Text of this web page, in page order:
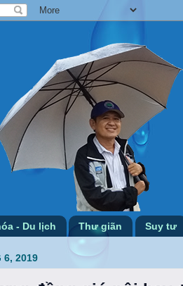
- Du lịch Thư giãn Suy tư
6, 2019